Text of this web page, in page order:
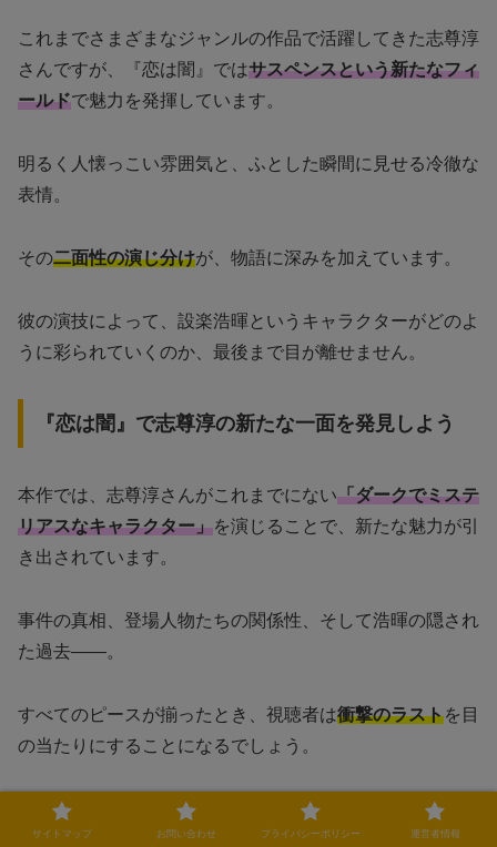
これまでさまざまなジャンルの作品で活躍してきた志尊淳
さんですが、『恋は闇』ではサスペンスという新たなフィ
ールドで魅力を発揮しています。
明るく人懐っこい雰囲気と、ふとした瞬間に見せる冷徹な
表情。
その二面性の演じ分けが、物語に深みを加えています。
彼の演技によって、設楽浩暉というキャラクターがどのよ
うに彩られていくのか、最後まで目が離せません。
『恋は闇』で志尊淳の新たな一面を発見しよう
本作では、志尊淳さんがこれまでにない「ダークでミステ
リアスなキャラクター」を演じることで、新たな魅力が引
き出されています。
事件の真相、登場人物たちの関係性、そして浩暉の隠され
た過去——。
すべてのピースが揃ったとき、視聴者は衝撃のラストを目
の当たりにすることになるでしょう。
『恋は闇』を通じて、志尊淳さんのさらなる演技の進化を
楽しんでください！
サイトマップ お問い合わせ プライバシーポリシー 運営者情報